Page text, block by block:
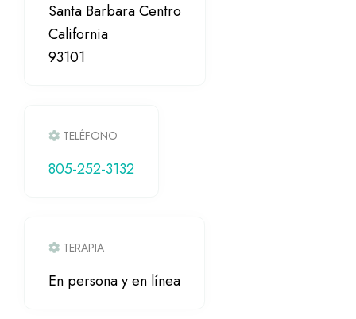
Santa Barbara Centro
California
93101
TELÉFONO
805-252-3132
TERAPIA
En persona y en línea